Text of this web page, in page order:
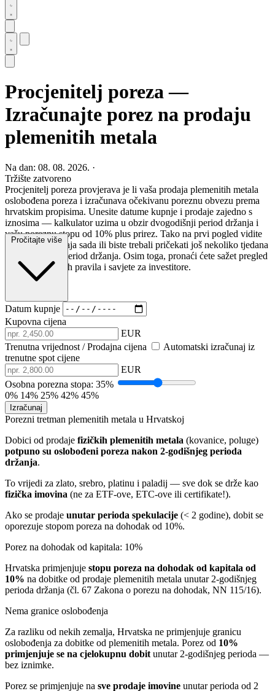
Procjenitelj poreza —
Izračunajte porez na prodaju
plemenitih metala
Na dan: 08. 08. 2026. ·
Tržište zatvoreno
Procjenitelj poreza provjerava je li vaša prodaja plemenitih metala
oslobođena poreza i izračunava očekivanu poreznu obvezu prema
hrvatskim propisima. Unesite datume kupnje i prodaje zajedno s
iznosima — kalkulator uzima u obzir dvogodišnji period držanja i
vašu poreznu stopu od 10% plus prirez. Tako na prvi pogled vidite
isplati li se prodaja sada ili biste trebali pričekati još nekoliko tjedana
dok ne istekne period držanja. Osim toga, pronaći ćete sažet pregled
ključnih poreznih pravila i savjete za investitore.
Datum kupnje
Kupovna cijena
EUR
Trenutna vrijednost / Prodajna cijena
Automatski izračunaj iz
trenutne spot cijene
EUR
Osobna porezna stopa: 35%
0% 14% 25% 42% 45%
Izračunaj
Porezni tretman plemenitih metala u Hrvatskoj
Dobici od prodaje fizičkih plemenitih metala (kovanice, poluge)
potpuno su oslobođeni poreza nakon 2-godišnjeg perioda
držanja.
To vrijedi za zlato, srebro, platinu i paladij — sve dok se drže kao
fizička imovina (ne za ETF-ove, ETC-ove ili certifikate!).
Ako se prodaje unutar perioda spekulacije (< 2 godine), dobit se
oporezuje stopom poreza na dohodak od 10%.
Porez na dohodak od kapitala: 10%
Hrvatska primjenjuje stopu poreza na dohodak od kapitala od
10% na dobitke od prodaje plemenitih metala unutar 2-godišnjeg
perioda držanja (čl. 67 Zakona o porezu na dohodak, NN 115/16).
Nema granice oslobođenja
Za razliku od nekih zemalja, Hrvatska ne primjenjuje granicu
oslobođenja za dobitke od plemenitih metala. Porez od 10%
primjenjuje se na cjelokupnu dobit unutar 2-godišnjeg perioda —
bez iznimke.
Porez se primjenjuje na sve prodaje imovine unutar perioda od 2